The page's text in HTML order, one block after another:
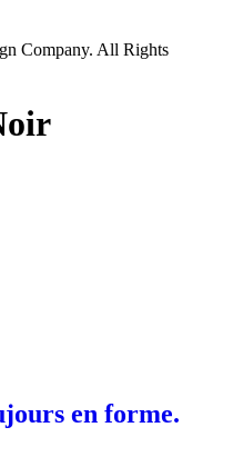
Company. All Rights
en forme.